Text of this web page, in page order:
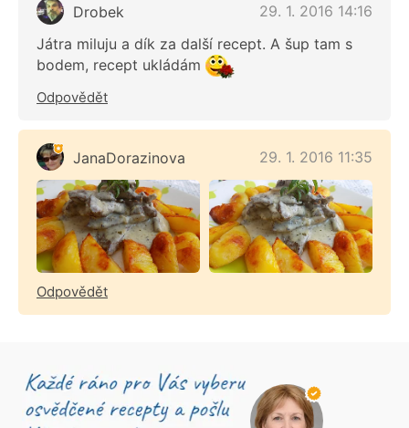
Drobek
29. 1. 2016 14:16
Játra miluju a dík za další recept. A šup tam s
bodem, recept ukládám
Odpovědět
JanaDorazinova 29. 1. 2016 11:35
Odpovědět